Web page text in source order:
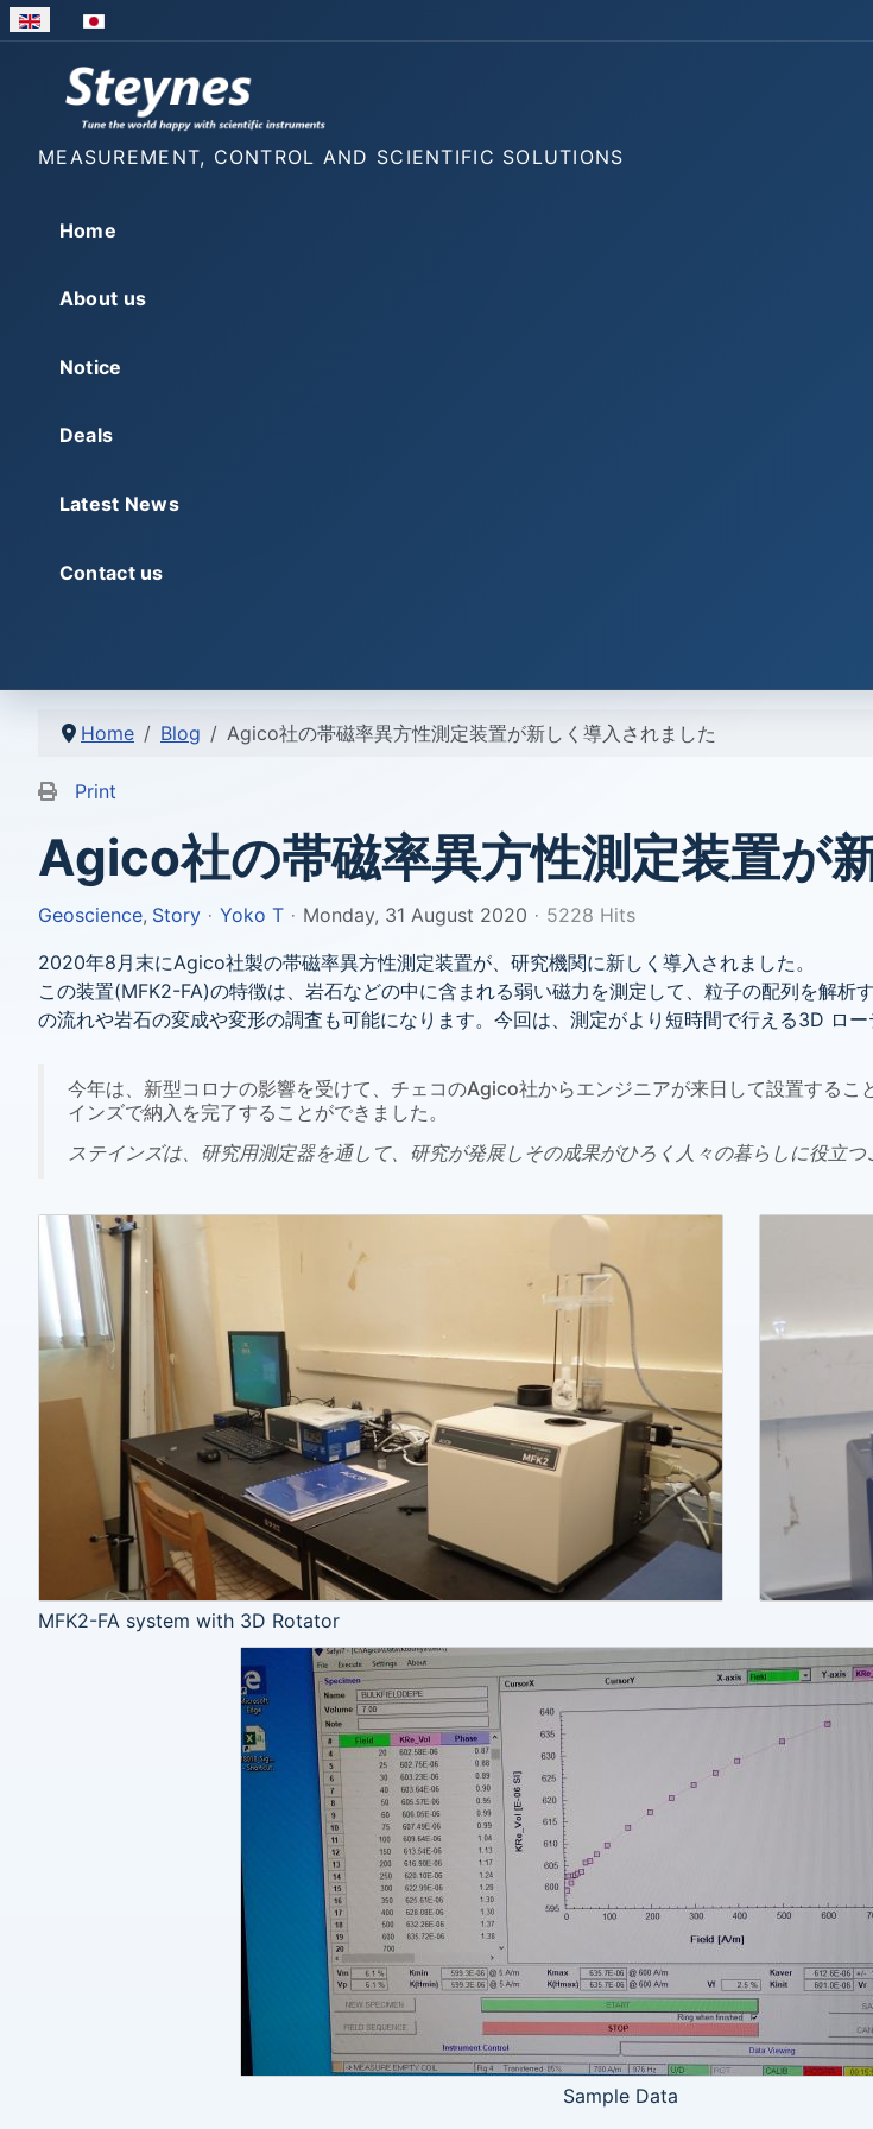
Select your language
MEASUREMENT, CONTROL AND SCIENTIFIC SOLUTIONS
Home
About us
Notice
Deals
Latest News
Contact us
Home Blog Agico社の帯磁率異方性測定装置が新しく導入されました
Print
Agico社の帯磁率異方性測定装置が
Geoscience Story Yoko T Monday, 31 August 2020
5228 Hits
2020年8月末にAgico社製の帯磁率異方性測定装置が、研究機関に新しく導入されました。
この装置(MFK2-FA)の特徴は、岩石などの中に含まれる弱い磁力を測定して、粒子の配列を解
の流れや岩石の変成や変形の調査も可能になります。今回は、測定がより短時間で行える3D ロー
今年は、新型コロナの影響を受けて、チェコのAgico社からエンジニアが来日して設置する
インズで納入を完了することができました。
ステインズは、研究用測定器を通して、研究が発展しその成果がひろく人々の暮らしに役立つ
MFK2-FA system with 3D Rotator
Sample Data